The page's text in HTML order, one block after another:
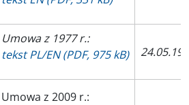
Umowa z 1977 r.:
tekst PL/EN (PDF, 975 kB)
Umowa z 2009 r.: